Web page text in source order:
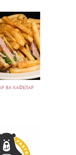
ВА КАФЕЛАР